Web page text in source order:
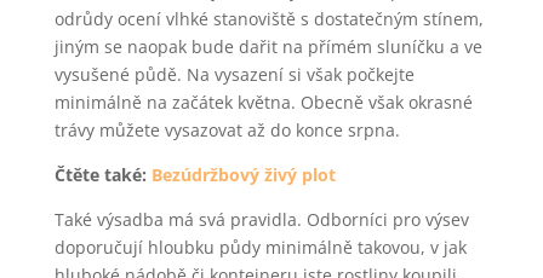
odrůdy ocení vlhké stanoviště s dostatečným stínem,
jiným se naopak bude dařit na přímém sluníčku a ve
vysušené půdě. Na vysazení si však počkejte
minimálně na začátek května. Obecně však okrasné
trávy můžete vysazovat až do konce srpna.
Čtěte také: Bezúdržbový živý plot
Také výsadba má svá pravidla. Odborníci pro výsev
doporučují hloubku půdy minimálně takovou, v jak